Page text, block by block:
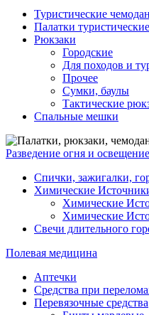
Туристические
Палатки туристические
Рюкзаки
Городские
Для походов и
Прочее
Сумки, баулы
Тактические
Спальные мешки
Разведение огня и освещение
Спички, зажигалки,
Химические
Химические
Химические
Свечи длительного
Полевая медицина
Аптечки
Средства при
Перевязочные средства